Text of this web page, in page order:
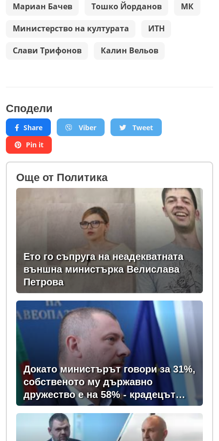
Мариан Бачев Тошко Йорданов МК
Министерство на културата ИТН
Слави Трифонов Калин Вельов
Сподели
Share Viber
Tweet
Pin it
Oще от Политика
Ето го съпруга на неадекватната
външна министърка Велислава
Петрова
Докато министърът говори за 31%,
собственото му държавно
дружество е на 58% - крадецът
вика дръжте крадеца